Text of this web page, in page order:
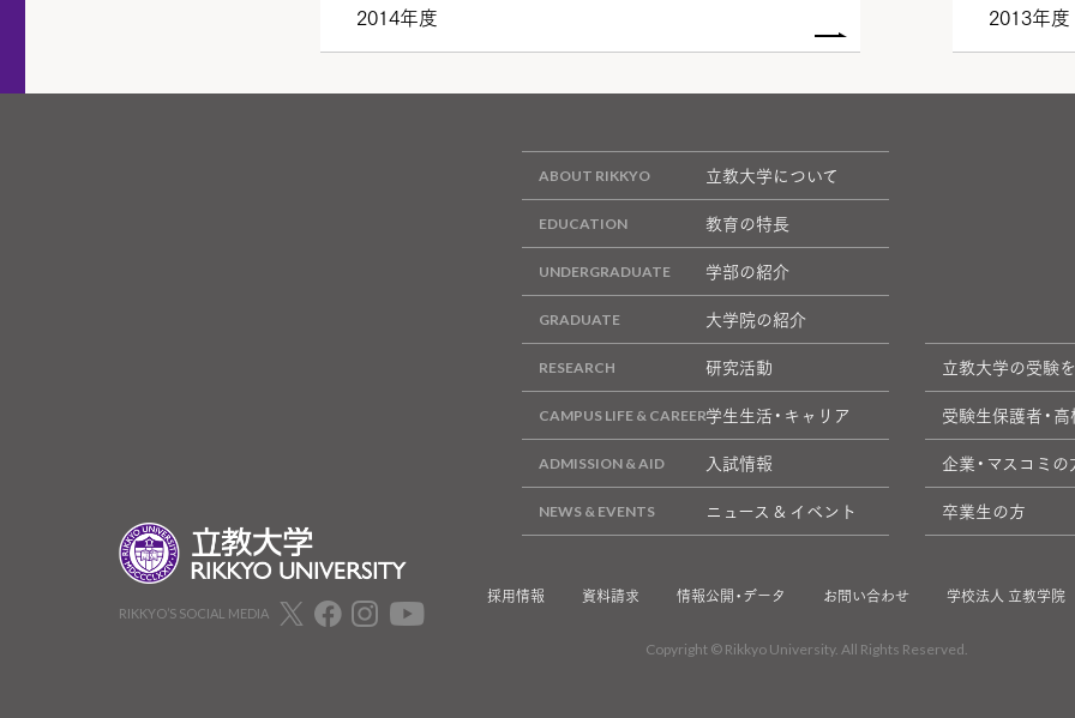
2014年度 2013年度
立教大学について
教育の特長
学部の紹介
大学院の紹介
研究活動
学生生活・キャリア
入試情報
ニュース & イベント
立教大学の受験
受験生保護者・
企業・マスコミの
卒業生の方
採用情報 資料請求 情報公開・データ お問い合わせ 学校法人 立教学院
Copyright © Rikkyo University. All Rights Reserved.
RIKKYO’S SOCIAL MEDIA